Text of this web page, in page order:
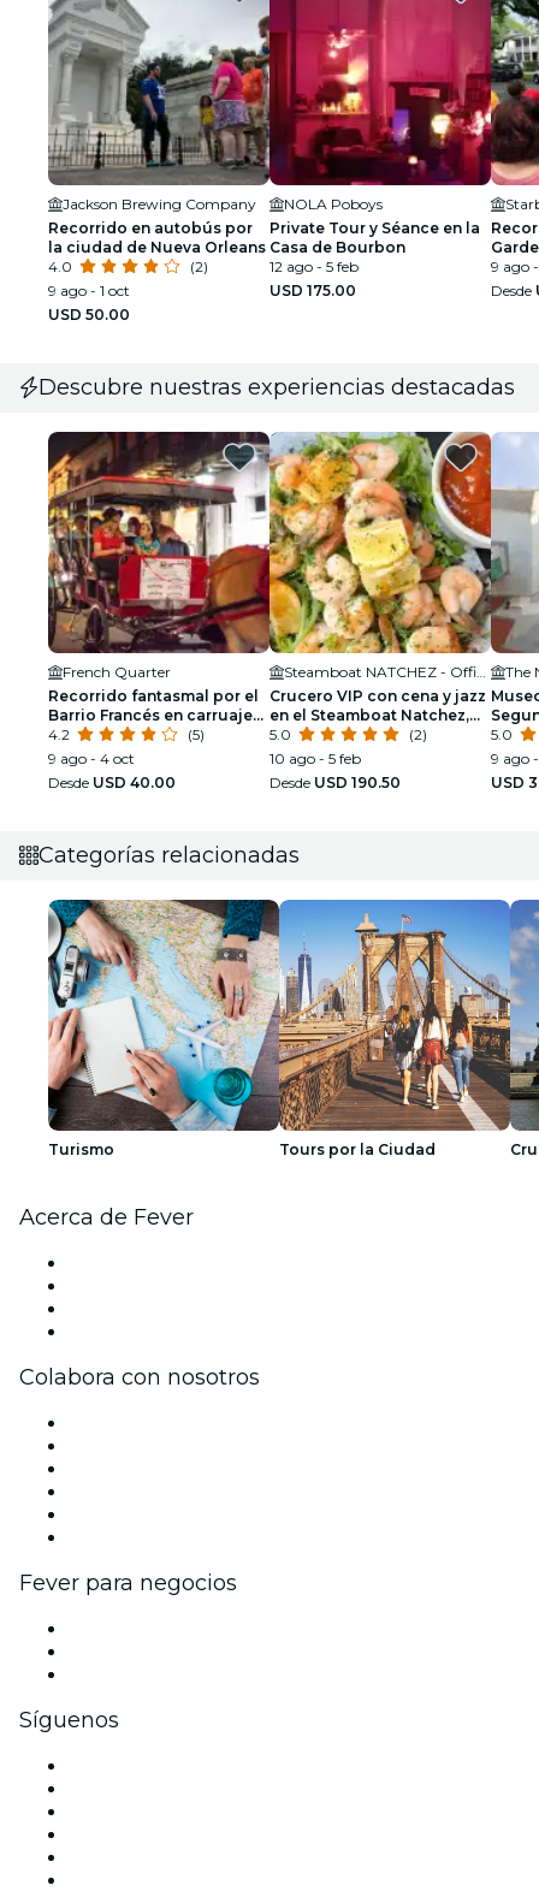
Jackson Brewing Company
Recorrido en autobús por
la ciudad de Nueva Orleans
4.0
(2)
9 ago - 1 oct
USD 50.00
NOLA Poboys
Private Tour y Séance en la
Casa de Bourbon
12 ago - 5 feb
USD 175.00
9 ago
Desde
Descubre nuestras experiencias destacadas
French Quarter
Recorrido fantasmal por el
Barrio Francés en carruaje
tirado por mulas
4.2
(5)
9 ago - 4 oct
Desde USD 40.00
Crucero VIP con cena y jazz
en el Steamboat Natchez,
con visita privada y barra
libre opcional.
5.0
(2)
10 ago - 5 feb
Desde USD 190.50
The
5.0
9 ago
USD
Categorías relacionadas
Turismo Tours por la Ciudad
Acerca de Fever
Colabora con nosotros
Fever para negocios
Síguenos